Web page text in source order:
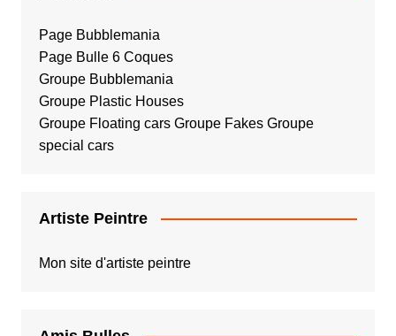
Page Bubblemania
Page Bulle 6 Coques
Groupe Bubblemania
Groupe Plastic Houses
Groupe Floating cars Groupe Fakes Groupe
special cars
Artiste Peintre
Mon site d'artiste peintre